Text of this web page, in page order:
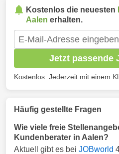
Kostenlos die neuesten
Aalen erhalten.
Jetzt passende
Kostenlos. Jederzeit mit einem
Häufig gestellte Fragen
Wie viele freie
Kundenberater in Aalen?
Aktuell gibt es bei JOBworld